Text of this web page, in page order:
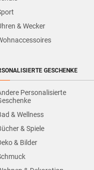
& Wecker
GESCHENKE
Personalisierte
& Wellness
& Spiele
& Bilder